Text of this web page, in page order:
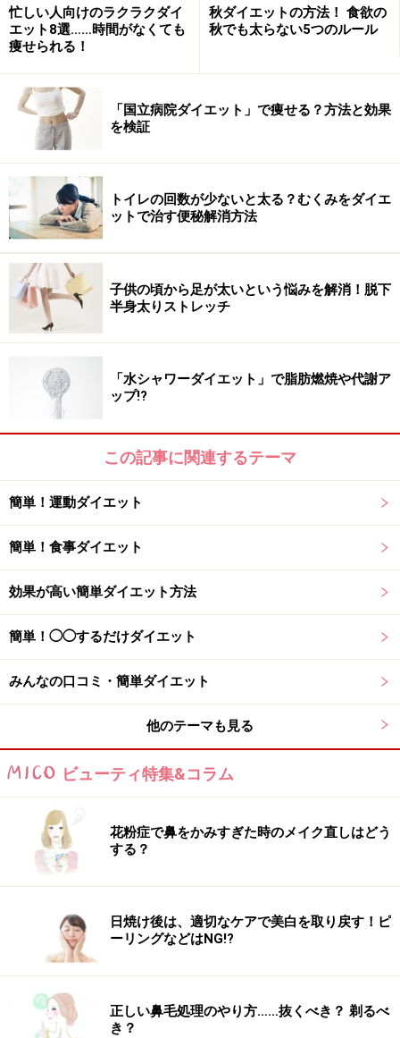
準に計画を立てるとダイエットは成功しやすいです。
先ほどの60キロの人が1ヶ月で3キロ以上減量すると体が
危険を感じてリバウンドをしやすくなります。無理なダ
イエットをするとリバウンドしやすくなるのはこういっ
た体の仕組みです。リバウンドによって太った場合、ダ
が増えてしまい、どんどん痩せにくい体になります。ま
た何度もダイエットとリバウンドを繰り返すのは体にと
く、1回で成功して維持をすることが肌のハリを保った
り、美しいボディラインを作る秘訣です。
ちなみにホメオスタシスは体が栄養不足を感じて発動す
るので、ビタミンやミネラルを含む野菜、きのこ、海藻
を十分摂取することで体の栄養不足を感じにくくなりま
す。コンスタントに体重を落としたいならぜひ野菜、海
藻、きのこを積極的に食べてください。
1ヶ月で10キロ減らすことは不可能？
「1ヶ月で10キロ痩せる」というキャッチが目に付くことも
「1ヶ月で10キロダイエット」なんてキャッチフレーズ
スクがあります。特に女性の場合、極端な減量は生理が
り、健康を害する可能性もあります。
■絶食など極端なダイエット弊害例
疲労・便秘・肌荒れ・体温低下・頻尿・イライラ・持久
力低下・薄毛・肌のたるみ・年齢より老けて見える・性
的興味減退・ノイローゼ・ヒステリー・むくみ
計算しましょう！脂肪1キロ減らすには？
忙しい人向けのラクラクダイ
エット8選……時間がなくても
痩せられる！
秋ダイエットの方法！ 食欲の
秋でも太らない5つのルール
「国立病院ダイエット」で痩せる？方法と効果
を検証
トイレの回数が少ないと太る？むくみをダイエ
ットで治す便秘解消方法
子供の頃から足が太いという悩みを解消！脱下
半身太りストレッチ
「水シャワーダイエット」で脂肪燃焼や代謝ア
ップ!?
この記事に関連するテーマ
簡単！運動ダイエット
簡単！食事ダイエット
効果が高い簡単ダイエット方法
簡単！◯◯するだけダイエット
みんなの口コミ・簡単ダイエット
他のテーマも見る
ビューティ特集&コラム
花粉症で鼻をかみすぎた時のメイク直しはどう
する？
日焼け後は、適切なケアで美白を取り戻す！ピ
ーリングなどはNG!?
正しい鼻毛処理のやり方……抜くべき？ 剃るべ
き？